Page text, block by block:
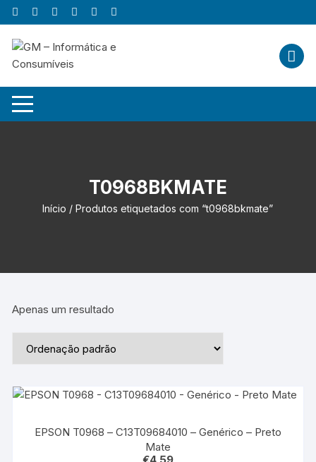
Skip
to
content
T0968BKMATE
Início / Produtos etiquetados com “t0968bkmate”
Apenas um resultado
EPSON T0968 – C13T09684010 – Genérico – Preto
Mate